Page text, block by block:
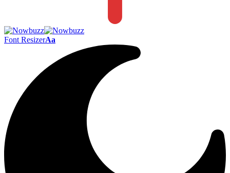
Font ResizerAa